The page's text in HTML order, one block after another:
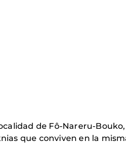
de Fô-Nareru-
que conviven en la